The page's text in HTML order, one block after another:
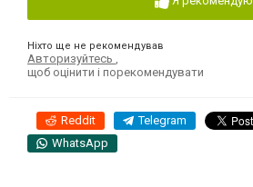
Ніхто ще не рекомендував
Авторизуйтесь
щоб оцінити і порекомендувати
Reddit Telegram
WhatsApp